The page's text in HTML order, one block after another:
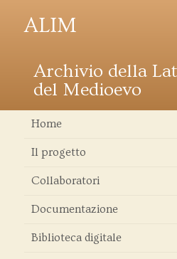
ALIM
Archivio della
del Medioevo
Home
Il progetto
Collaboratori
Documentazione
Biblioteca digitale